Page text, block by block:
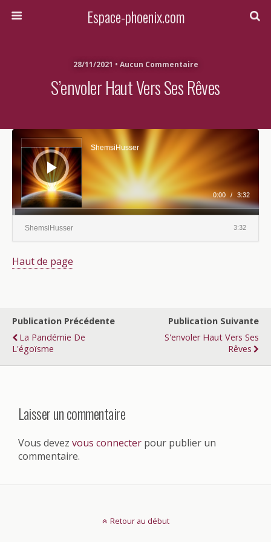
Espace-phoenix.com
28/11/2021 • Aucun Commentaire
S’envoler Haut Vers Ses Rêves
Lecteur
audio
ShemsiHusser
0:00 / 3:32
ShemsiHusser 3:32
Haut de page
Publication Précédente
La Pandémie De
L'égoïsme
Publication Suivante
S'envoler Haut Vers Ses
Rêves
Laisser un commentaire
Vous devez vous connecter pour publier un
commentaire.
Retour au début